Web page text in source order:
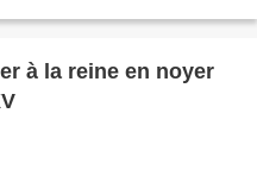
à la reine en noyer